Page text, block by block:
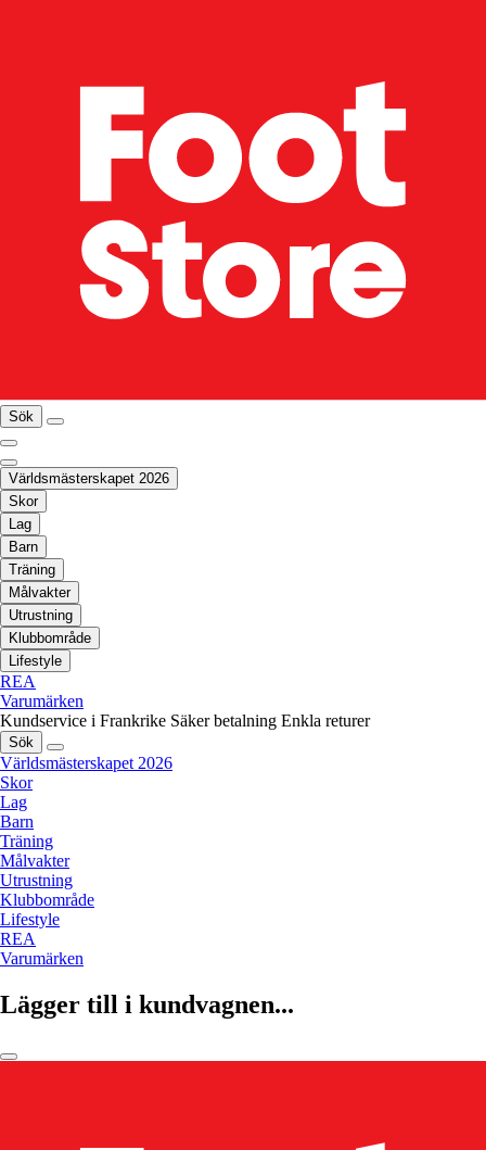
Sök
Världsmästerskapet 2026
Skor
Lag
Barn
Träning
Målvakter
Utrustning
Klubbområde
Lifestyle
REA
Varumärken
Kundservice i Frankrike Säker betalning Enkla returer
Sök
Världsmästerskapet 2026
Skor
Lag
Barn
Träning
Målvakter
Utrustning
Klubbområde
Lifestyle
REA
Varumärken
Lägger till i kundvagnen...